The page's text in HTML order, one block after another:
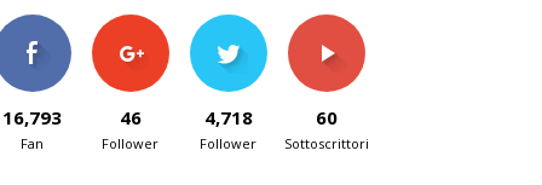
16,793
Fan
46
Follower
4,718
Follower
60
Sottoscrittori